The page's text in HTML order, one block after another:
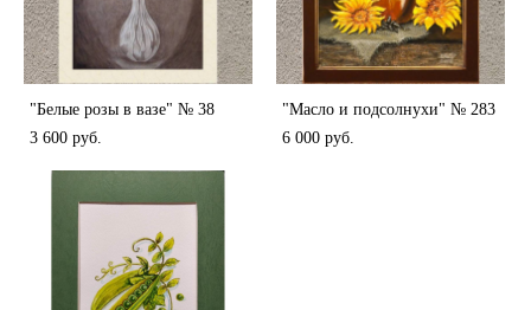
"Белые розы в вазе" № 38
3 600 pуб.
"Масло и подсолнухи" № 283
6 000 pуб.